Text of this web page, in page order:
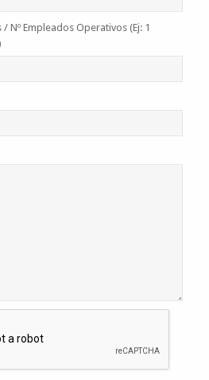
Nº Empleados Operativos (Ej: 1